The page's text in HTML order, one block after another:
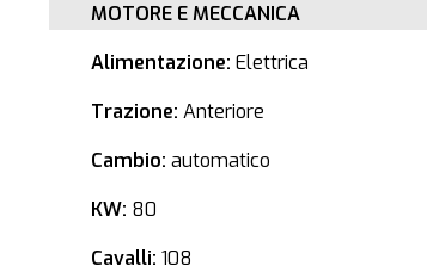
MOTORE E MECCANICA
Alimentazione: Elettrica
Trazione: Anteriore
Cambio: automatico
KW: 80
Cavalli: 108